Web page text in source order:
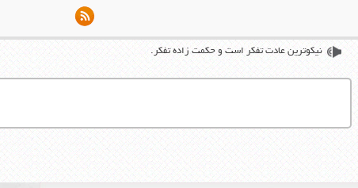
نیکوترین عادت تفکر است و حکمت زاده تفکر.